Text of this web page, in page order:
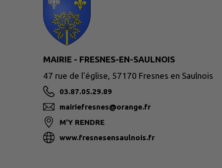
MAIRIE - FRESNES-EN-SAULNOIS
47 rue de l'église, 57170 Fresnes en Saulnois
03.87.05.29.89
mairiefresnes@orange.fr
M'Y RENDRE
www.fresnesensaulnois.fr